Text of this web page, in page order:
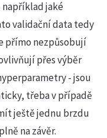
například jaké
validační data tedy
přímo nezpůsobují
přes výběr
- jsou
třeba v případě
ještě jednu brzdu
na závěr.